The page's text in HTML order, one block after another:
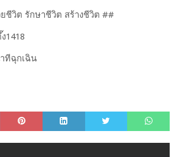
ชีวิต รักษาชีวิต สร้างชีวิต ##
1418
ทีฉุกเฉิน